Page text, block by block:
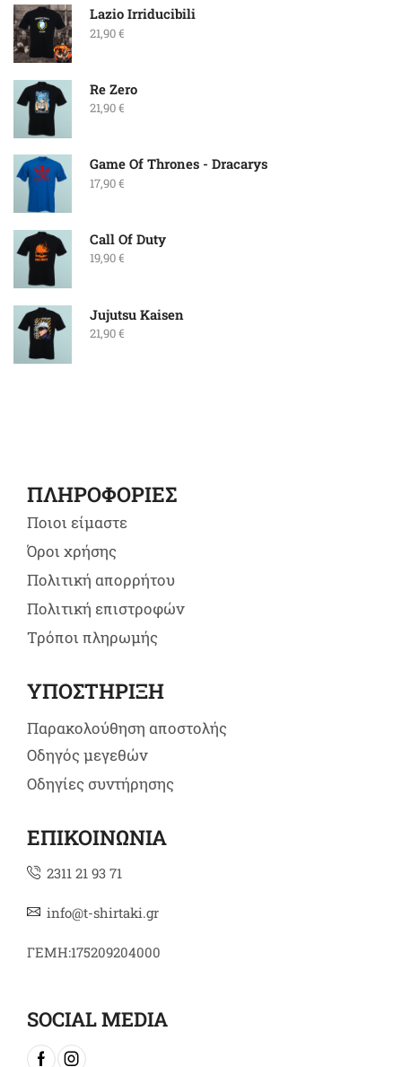
Lazio Irriducibili
21,90€
Re Zero
21,90€
Game Of Thrones - Dracarys
17,90€
Call Of Duty
19,90€
Jujutsu Kaisen
21,90€
ΠΛΗΡΟΦΟΡΙΕΣ
Ποιοι είμαστε
Όροι χρήσης
Πολιτική απορρήτου
Πολιτική επιστροφών
Τρόποι πληρωμής
ΥΠΟΣΤΗΡΙΞΗ
Παρακολούθηση αποστολής
Οδηγός μεγεθών
Οδηγίες συντήρησης
ΕΠΙΚΟΙΝΩΝΙΑ
2311 21 93 71
info@t-shirtaki.gr
ΓΕΜΗ:175209204000
SOCIAL MEDIA